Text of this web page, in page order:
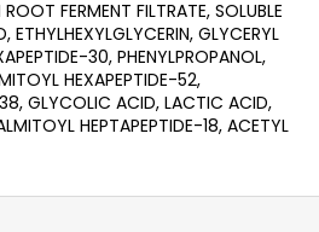
FERMENT FILTRATE, SOLUBLE
ETHYLHEXYLGLYCERIN, GLYCERYL
30, PHENYLPROPANOL,
HEXAPEPTIDE-52,
GLYCOLIC ACID, LACTIC ACID,
HEPTAPEPTIDE-18, ACETYL